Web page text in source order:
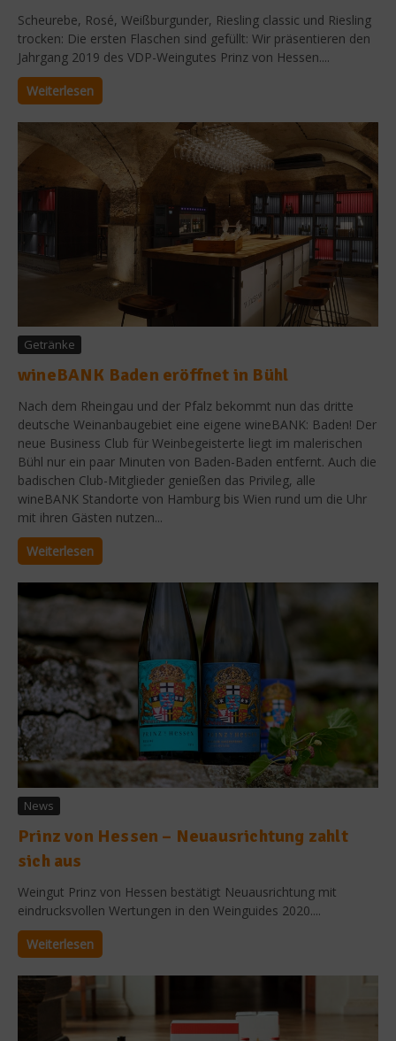
Scheurebe, Rosé, Weißburgunder, Riesling classic und Riesling
trocken: Die ersten Flaschen sind gefüllt: Wir präsentieren den
Jahrgang 2019 des VDP-Weingutes Prinz von Hessen....
Weiterlesen
Getränke
wineBANK Baden eröffnet in Bühl
Nach dem Rheingau und der Pfalz bekommt nun das dritte
deutsche Weinanbaugebiet eine eigene wineBANK: Baden! Der
neue Business Club für Weinbegeisterte liegt im malerischen
Bühl nur ein paar Minuten von Baden-Baden entfernt. Auch die
badischen Club-Mitglieder genießen das Privileg, alle
wineBANK Standorte von Hamburg bis Wien rund um die Uhr
mit ihren Gästen nutzen...
Weiterlesen
News
Prinz von Hessen – Neuausrichtung zahlt
sich aus
Weingut Prinz von Hessen bestätigt Neuausrichtung mit
eindrucksvollen Wertungen in den Weinguides 2020....
Weiterlesen